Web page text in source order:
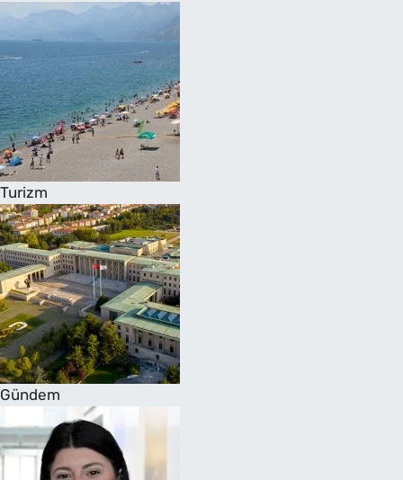
Turizm
Gündem